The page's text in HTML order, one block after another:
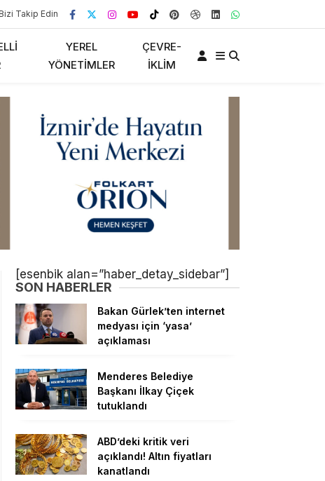
Takip Edin
YEREL
YÖNETIMLER
ÇEVRE-
İKLIM
[esenbik alan=”haber_detay_sidebar”]
SON HABERLER
Bakan Gürlek’ten internet
medyası için ‘yasa’
açıklaması
Menderes Belediye
Başkanı İlkay Çiçek
tutuklandı
ABD’deki kritik veri
açıklandı! Altın fiyatları
kanatlandı